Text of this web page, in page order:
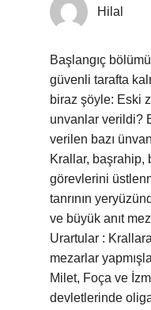
Hilal
Başlangıç
güvenli tarafta
biraz şöyle: Eski
unvanlar verildi?
verilen bazı
Krallar, başrahip,
görevlerini
tanrının
ve büyük anıt
Urartular :
mezarlar
Milet, Foça ve
devletlerinde